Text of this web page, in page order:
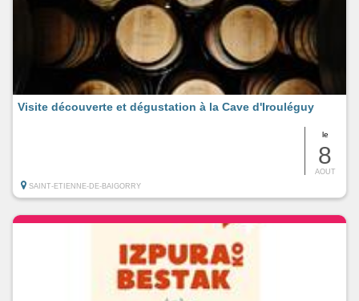
le
8
AOUT
Visite découverte et dégustation à la Cave d'Irouléguy
SAINT-ETIENNE-DE-BAIGORRY